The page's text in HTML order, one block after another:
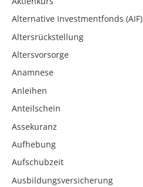
Alternative Investmentfonds (AIF)
Altersrückstellung
Altersvorsorge
Anamnese
Anleihen
Anteilschein
Assekuranz
Aufhebung
Aufschubzeit
Ausbildungsversicherung